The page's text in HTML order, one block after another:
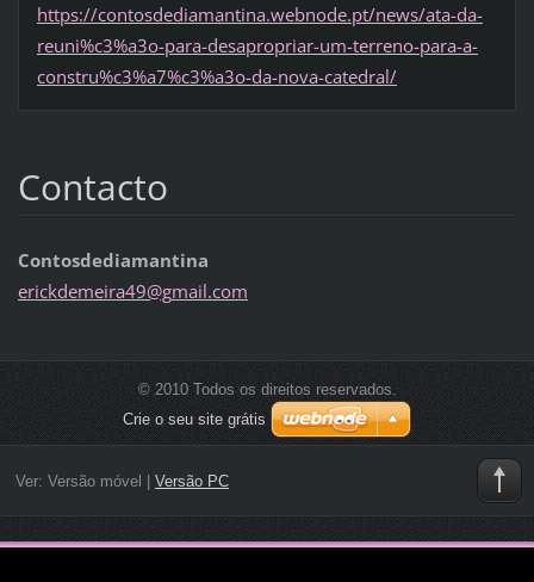
https://contosdediamantina.webnode.pt/news/ata-da-
reuni%c3%a3o-para-desapropriar-um-terreno-para-a-
constru%c3%a7%c3%a3o-da-nova-catedral/
Contacto
Contosdediamantina
erickdemeira49@gmail.com
© 2010 Todos os direitos reservados.
Crie o seu site grátis
Ver: Versão móvel Versão PC